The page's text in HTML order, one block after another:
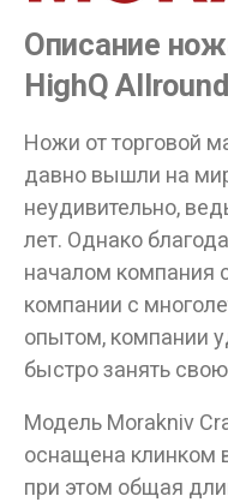
Описание
HighQ
Ножи от торговой
давно вышли на
неудивительно,
лет. Однако
началом компания
компании с
опытом, компании
быстро занять
Модель Morakniv
оснащена клинком
при этом общая